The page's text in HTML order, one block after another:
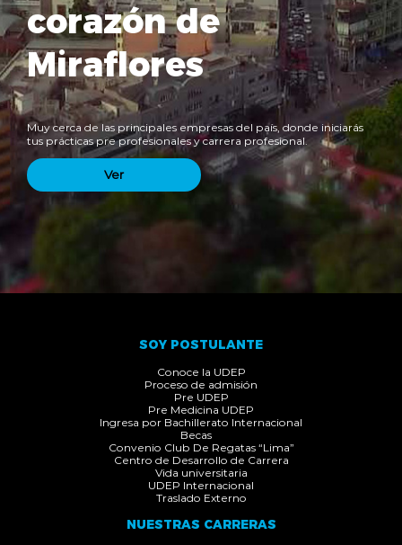
corazón de
Miraflores
Muy cerca de las principales empresas del país, donde iniciarás
tus prácticas pre profesionales y carrera profesional.
Ver
SOY POSTULANTE
Conoce la UDEP
Proceso de admisión
Pre UDEP
Pre Medicina UDEP
Ingresa por Bachillerato Internacional
Becas
Convenio Club De Regatas “Lima”
Centro de Desarrollo de Carrera
Vida universitaria
UDEP Internacional
Traslado Externo
NUESTRAS CARRERAS